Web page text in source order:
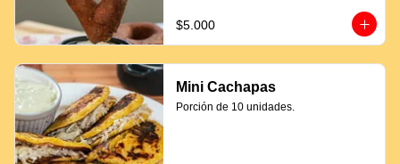
$5.000
Mini Cachapas
Porción de 10 unidades.